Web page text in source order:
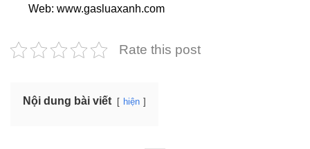
Web: www.gasluaxanh.com
Rate this post
Nội dung bài viết hiện